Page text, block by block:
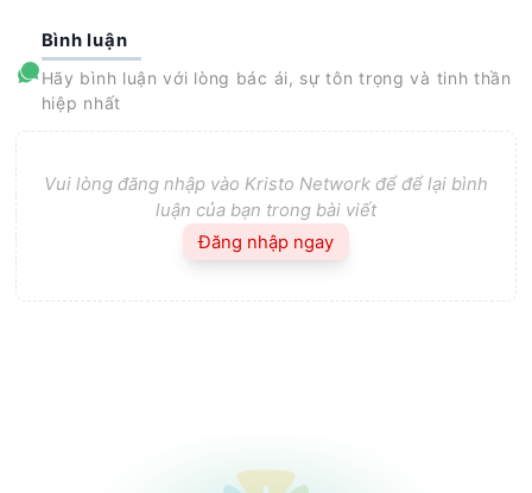
Bình luận
Hãy bình luận với lòng bác ái, sự tôn trọng và tinh thần
hiệp nhất
Vui lòng đăng nhập vào Kristo Network để để lại bình
luận của bạn trong bài viết
Đăng nhập ngay